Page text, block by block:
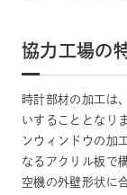
協力工場の
時計部材の加工は
いすることとなり
ンウィンドウの加
なるアクリル板で
空機の外壁形状に